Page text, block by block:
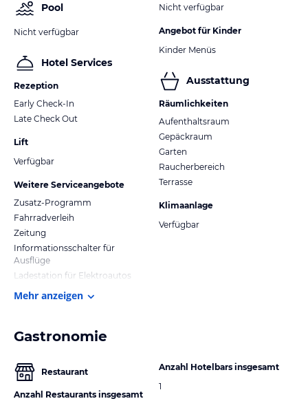
Pool
Nicht verfügbar
Hotel Services
Rezeption
Early Check-In
Late Check Out
Lift
Verfügbar
Weitere Serviceangebote
Zusatz-Programm
Fahrradverleih
Zeitung
Informationsschalter für
Ausflüge
Ladestation für Elektroautos
Nicht verfügbar
Angebot für Kinder
Kinder Menüs
Ausstattung
Räumlichkeiten
Aufenthaltsraum
Gepäckraum
Garten
Raucherbereich
Terrasse
Klimaanlage
Verfügbar
Mehr anzeigen
Gastronomie
Restaurant
Anzahl Restaurants insgesamt
Anzahl Hotelbars insgesamt
1